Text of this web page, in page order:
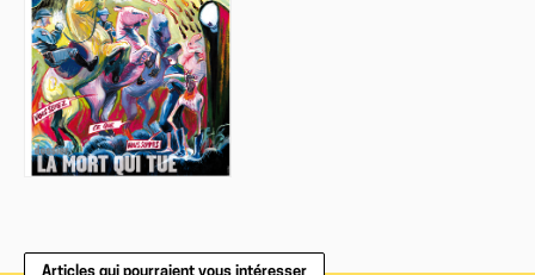
Articles qui pourraient vous intéresser